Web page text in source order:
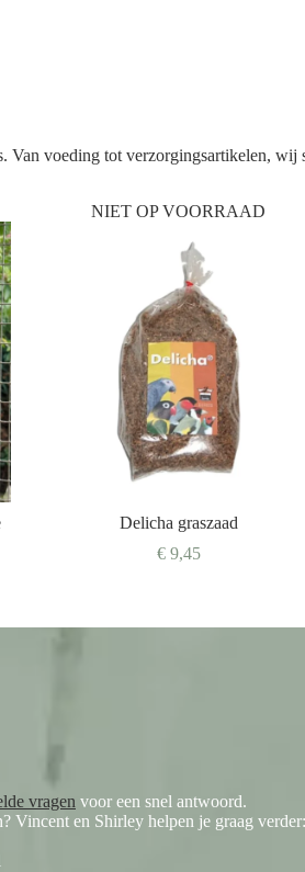
voeding tot verzorgingsartikelen,
NIET OP VOORRAAD
Delicha graszaad
€9,45
vragen voor een snel antwoord.
Vincent en Shirley helpen je graag verder: